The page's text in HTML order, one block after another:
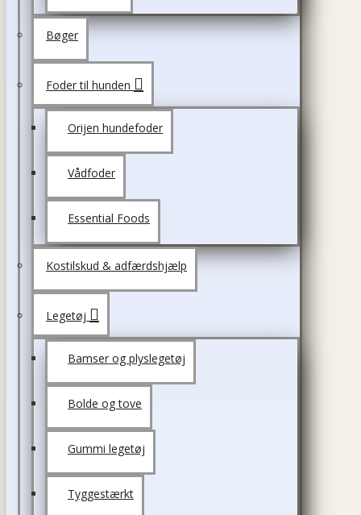
Bøger
Foder til hunden
Orijen hundefoder
Vådfoder
Essential Foods
Kostilskud & adfærdshjælp
Legetøj
Bamser og plyslegetøj
Bolde og tove
Gummi legetøj
Tyggestærkt